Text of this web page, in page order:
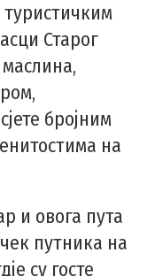
Старог
бројним
на
и овога пута
путника на
су госте